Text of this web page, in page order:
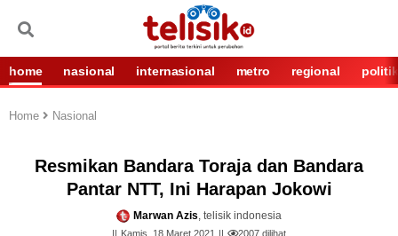
home nasional internasional metro regional politik
Home Nasional
Resmikan Bandara Toraja dan Bandara
Pantar NTT, Ini Harapan Jokowi
Marwan Azis, telisik indonesia
Kamis, 18 Maret 2021 2007 dilihat